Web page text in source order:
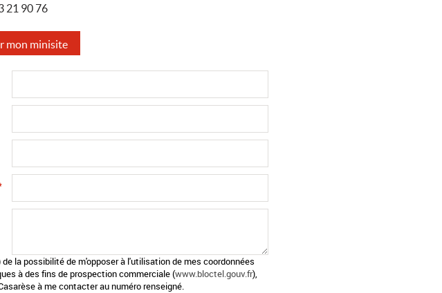
21 90 76
mon minisite
de la possibilité de m'opposer à l'utilisation de mes coordonnées
à des fins de prospection commerciale (www.bloctel.gouv.fr),
à me contacter au numéro renseigné.